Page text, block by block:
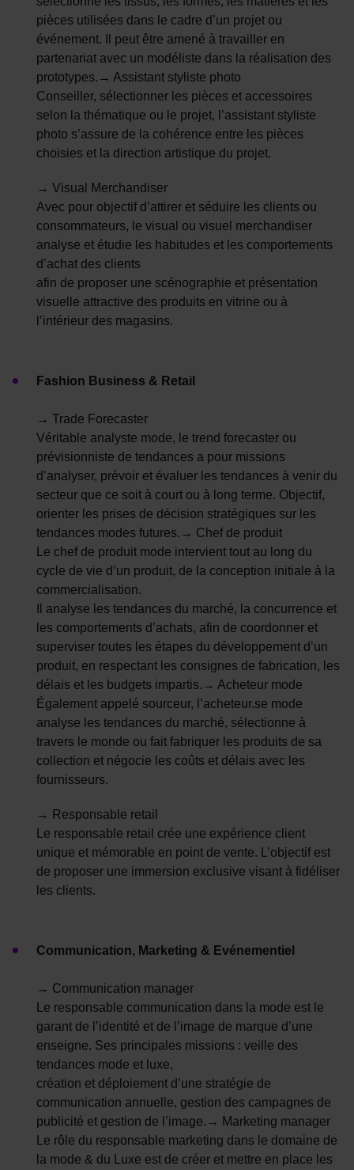
pièces utilisées dans le cadre d’un projet ou
événement. Il peut être amené à travailler en
partenariat avec un modéliste dans la réalisation des
prototypes.→ Assistant styliste photo
Conseiller, sélectionner les pièces et accessoires
selon la thématique ou le projet, l’assistant styliste
photo s’assure de la cohérence entre les pièces
choisies et la direction artistique du projet.
→ Visual Merchandiser
Avec pour objectif d’attirer et séduire les clients ou
consommateurs, le visual ou visuel merchandiser
analyse et étudie les habitudes et les comportements
d’achat des clients
afin de proposer une scénographie et présentation
visuelle attractive des produits en vitrine ou à
l’intérieur des magasins.
Fashion Business & Retail
→ Trade Forecaster
Véritable analyste mode, le trend forecaster ou
prévisionniste de tendances a pour missions
d’analyser, prévoir et évaluer les tendances à venir du
secteur que ce soit à court ou à long terme. Objectif,
orienter les prises de décision stratégiques sur les
tendances modes futures.→ Chef de produit
Le chef de produit mode intervient tout au long du
cycle de vie d’un produit, de la conception initiale à la
commercialisation.
Il analyse les tendances du marché, la concurrence et
les comportements d’achats, afin de coordonner et
superviser toutes les étapes du développement d’un
produit, en respectant les consignes de fabrication, les
délais et les budgets impartis.→ Acheteur mode
Également appelé sourceur, l’acheteur.se mode
analyse les tendances du marché, sélectionne à
travers le monde ou fait fabriquer les produits de sa
collection et négocie les coûts et délais avec les
fournisseurs.
→ Responsable retail
Le responsable retail crée une expérience client
unique et mémorable en point de vente. L’objectif est
de proposer une immersion exclusive visant à fidéliser
les clients.
Communication, Marketing & Evénementiel
→ Communication manager
Le responsable communication dans la mode est le
garant de l’identité et de l’image de marque d’une
enseigne. Ses principales missions : veille des
tendances mode et luxe,
création et déploiement d’une stratégie de
communication annuelle, gestion des campagnes de
publicité et gestion de l’image.→ Marketing manager
Le rôle du responsable marketing dans le domaine de
la mode & du Luxe est de créer et mettre en place les